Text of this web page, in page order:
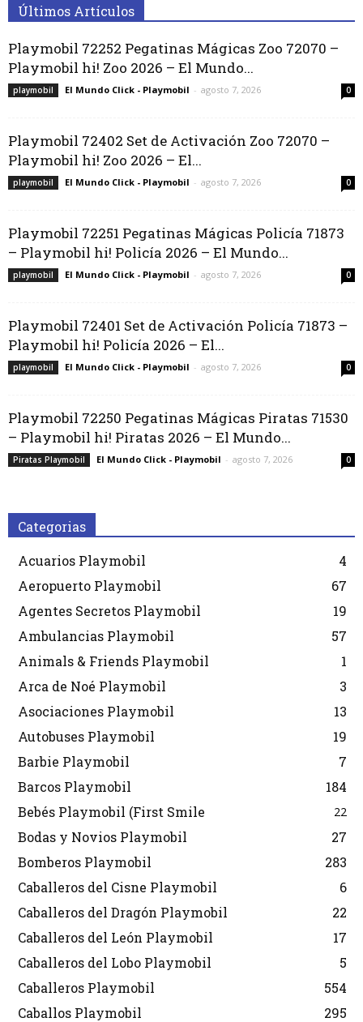
Últimos Artículos
Playmobil 72252 Pegatinas Mágicas Zoo 72070 –
Playmobil hi! Zoo 2026 – El Mundo...
playmobil El Mundo Click - Playmobil - agosto 7, 2026 0
Playmobil 72402 Set de Activación Zoo 72070 –
Playmobil hi! Zoo 2026 – El...
playmobil El Mundo Click - Playmobil - agosto 7, 2026 0
Playmobil 72251 Pegatinas Mágicas Policía 71873
– Playmobil hi! Policía 2026 – El Mundo...
playmobil El Mundo Click - Playmobil - agosto 7, 2026 0
Playmobil 72401 Set de Activación Policía 71873 –
Playmobil hi! Policía 2026 – El...
playmobil El Mundo Click - Playmobil - agosto 7, 2026 0
Playmobil 72250 Pegatinas Mágicas Piratas 71530
– Playmobil hi! Piratas 2026 – El Mundo...
Piratas Playmobil El Mundo Click - Playmobil - agosto 7, 2026 0
Categorias
Acuarios Playmobil
4
Aeropuerto Playmobil
67
Agentes Secretos Playmobil
19
Ambulancias Playmobil
57
Animals & Friends Playmobil
1
Arca de Noé Playmobil
3
Asociaciones Playmobil
13
Autobuses Playmobil
19
Barbie Playmobil
7
Barcos Playmobil
184
Bebés Playmobil (First Smile
22
Bodas y Novios Playmobil
27
Bomberos Playmobil
283
Caballeros del Cisne Playmobil
6
Caballeros del Dragón Playmobil
22
Caballeros del León Playmobil
17
Caballeros del Lobo Playmobil
5
Caballeros Playmobil
554
Caballos Playmobil
295